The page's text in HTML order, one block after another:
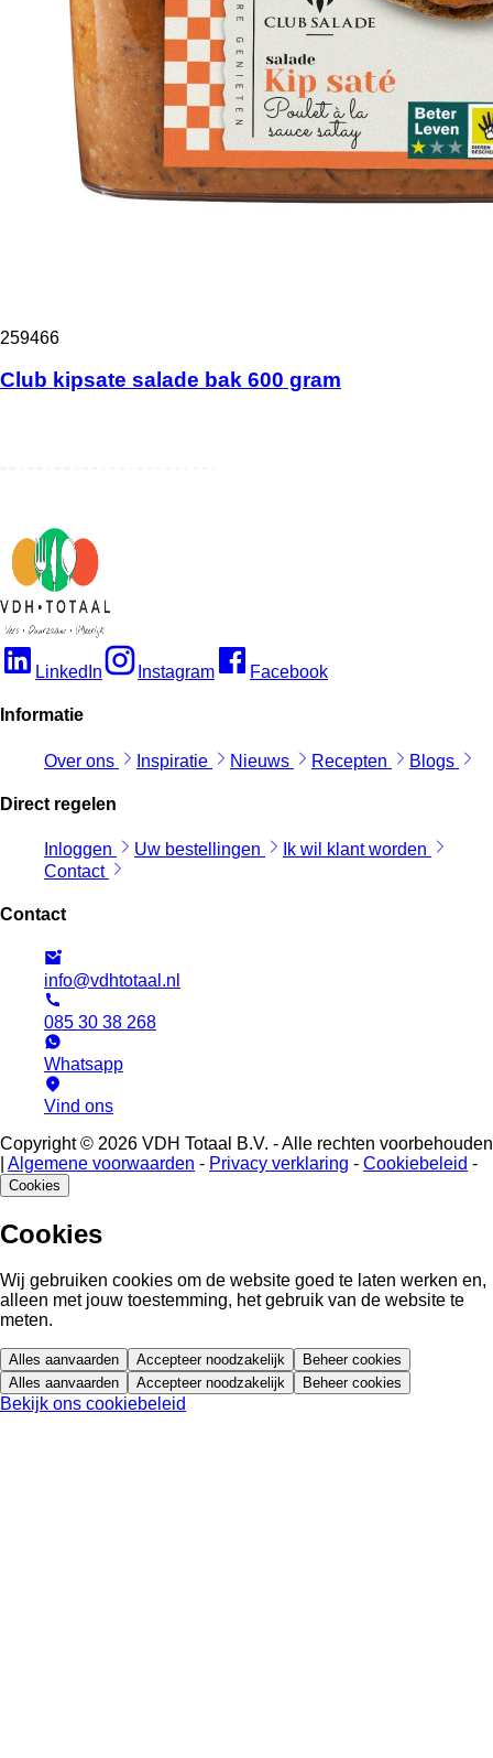
259466
Club kipsate salade bak 600 gram
LinkedIn Instagram Facebook
Informatie
Over ons Inspiratie Nieuws Recepten Blogs
Direct regelen
Inloggen Uw bestellingen
Ik wil klant worden
Contact
Contact
info@vdhtotaal.nl
085 30 38 268
Whatsapp
Vind ons
Copyright © 2026 VDH Totaal B.V. - Alle rechten voorbehouden
Algemene voorwaarden - Privacy verklaring - Cookiebeleid -
Cookies
Cookies
Wij gebruiken cookies om de website goed te laten werken en,
alleen met jouw toestemming, het gebruik van de website te
meten.
Alles aanvaarden Accepteer noodzakelijk
Beheer cookies
Alles aanvaarden
Accepteer noodzakelijk Beheer cookies
Bekijk ons cookiebeleid